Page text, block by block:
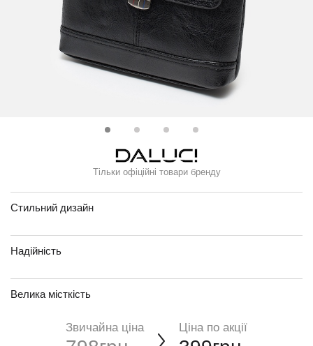
Тільки офіційні товари бренду
Стильний дизайн
Надійність
Велика місткість
Звичайна ціна Ціна по акції